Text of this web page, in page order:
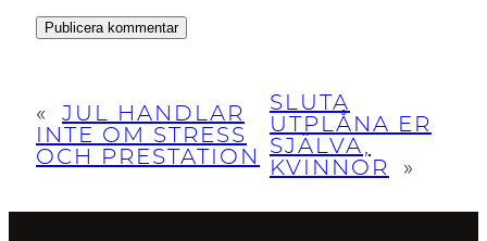
«
JUL HANDLAR
INTE OM STRESS
OCH PRESTATION
SLUTA
UTPLÅNA ER
SJÄLVA,
KVINNOR
»